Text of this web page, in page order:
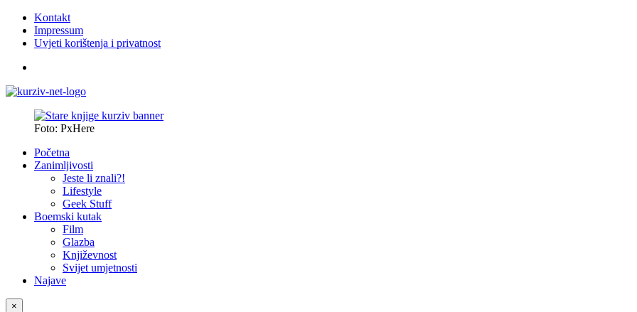
Kontakt
Impressum
Uvjeti korištenja i privatnost
Foto: PxHere
Početna
Zanimljivosti
Jeste li znali?!
Lifestyle
Geek Stuff
Boemski kutak
Film
Glazba
Književnost
Svijet umjetnosti
Najave
×